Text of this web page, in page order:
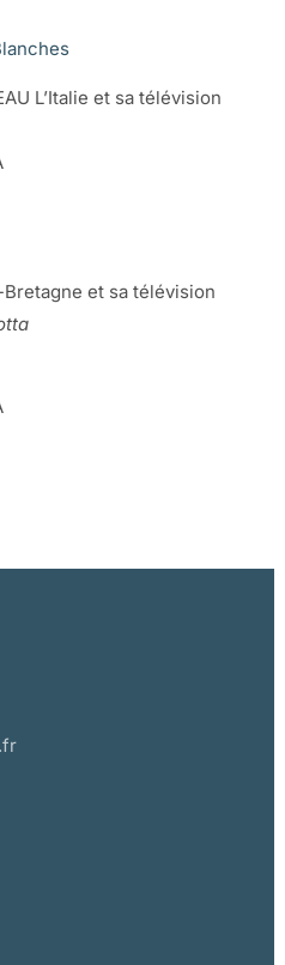
L’Italie et sa télévision
Bretagne et sa télévision